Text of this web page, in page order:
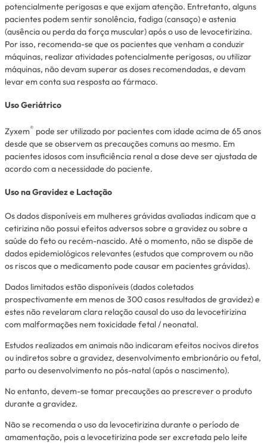
potencialmente perigosas e que exijam atenção. Entretanto, alguns
pacientes podem sentir sonolência, fadiga (cansaço) e astenia
(ausência ou perda da força muscular) após o uso de levocetirizina.
Por isso, recomenda-se que os pacientes que venham a conduzir
máquinas, realizar atividades potencialmente perigosas, ou utilizar
máquinas, não devam superar as doses recomendadas, e devam
levar em conta sua resposta ao fármaco.
Uso Geriátrico
Zyxem® pode ser utilizado por pacientes com idade acima de 65 anos
desde que se observem as precauções comuns ao mesmo. Em
pacientes idosos com insuficiência renal a dose deve ser ajustada de
acordo com a necessidade do paciente.
Uso na Gravidez e Lactação
Os dados disponíveis em mulheres grávidas avaliadas indicam que a
cetirizina não possui efeitos adversos sobre a gravidez ou sobre a
saúde do feto ou recém-nascido. Até o momento, não se dispõe de
dados epidemiológicos relevantes (estudos que comprovem ou não
os riscos que o medicamento pode causar em pacientes grávidas).
Dados limitados estão disponíveis (dados coletados
prospectivamente em menos de 300 casos resultados de gravidez) e
estes não revelaram clara relação causal do uso da levocetirizina
com malformações nem toxicidade fetal / neonatal.
Estudos realizados em animais não indicaram efeitos nocivos diretos
ou indiretos sobre a gravidez, desenvolvimento embrionário ou fetal,
parto ou desenvolvimento no pós-natal (após o nascimento).
No entanto, devem-se tomar precauções ao prescrever o produto
durante a gravidez.
Não se recomenda o uso da levocetirizina durante o período de
amamentação, pois a levocetirizina pode ser excretada pelo leite